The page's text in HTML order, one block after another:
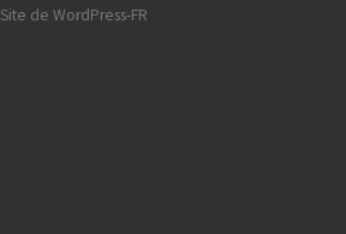
Site de WordPress-FR